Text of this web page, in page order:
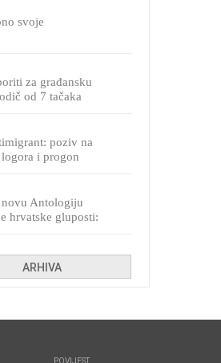
svoje
za građansku
od 7 tačaka
poziv na
i progon
Antologiju
hrvatske gluposti:
ARHIVA
POVIJEST